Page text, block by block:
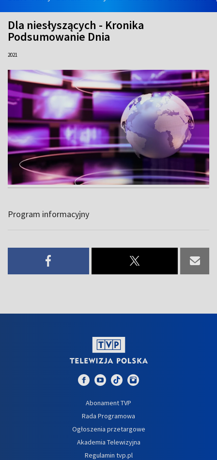
Dla niesłyszących - Kronika
Podsumowanie Dnia
2021
Program informacyjny
Abonament TVP
Rada Programowa
Ogłoszenia przetargowe
Akademia Telewizyjna
Regulamin tvp.pl